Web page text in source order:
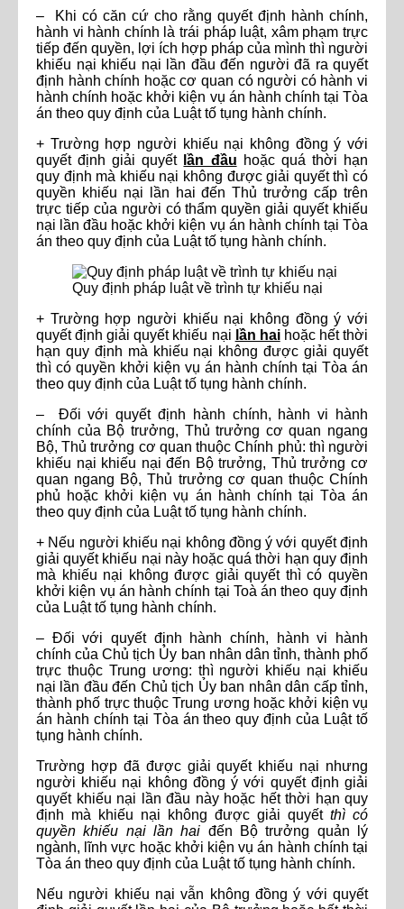
– Khi có căn cứ cho rằng quyết định hành chính,
hành vi hành chính là trái pháp luật, xâm phạm trực
tiếp đến quyền, lợi ích hợp pháp của mình thì người
khiếu nại khiếu nại lần đầu đến người đã ra quyết
định hành chính hoặc cơ quan có người có hành vi
hành chính hoặc khởi kiện vụ án hành chính tại Tòa
án theo quy định của Luật tố tụng hành chính.
+ Trường hợp người khiếu nại không đồng ý với
quyết định giải quyết lần đầu hoặc quá thời hạn
quy định mà khiếu nại không được giải quyết thì có
quyền khiếu nại lần hai đến Thủ trưởng cấp trên
trực tiếp của người có thẩm quyền giải quyết khiếu
nại lần đầu hoặc khởi kiện vụ án hành chính tại Tòa
án theo quy định của Luật tố tụng hành chính.
Quy định pháp luật về trình tự khiếu nại
+ Trường hợp người khiếu nại không đồng ý với
quyết định giải quyết khiếu nại lần haihoặc hết thời
hạn quy định mà khiếu nại không được giải quyết
thì có quyền khởi kiện vụ án hành chính tại Tòa án
theo quy định của Luật tố tụng hành chính.
– Đối với quyết định hành chính, hành vi hành
chính của Bộ trưởng, Thủ trưởng cơ quan ngang
Bộ, Thủ trưởng cơ quan thuộc Chính phủ: thì người
khiếu nại khiếu nại đến Bộ trưởng, Thủ trưởng cơ
quan ngang Bộ, Thủ trưởng cơ quan thuộc Chính
phủ hoặc khởi kiện vụ án hành chính tại Tòa án
theo quy định của Luật tố tụng hành chính.
+ Nếu người khiếu nại không đồng ý với quyết định
giải quyết khiếu nại này hoặc quá thời hạn quy định
mà khiếu nại không được giải quyết thì có quyền
khởi kiện vụ án hành chính tại Toà án theo quy định
của Luật tố tụng hành chính.
– Đối với quyết định hành chính, hành vi hành
chính của Chủ tịch Ủy ban nhân dân tỉnh, thành phố
trực thuộc Trung ương: thì người khiếu nại khiếu
nại lần đầu đến Chủ tịch Ủy ban nhân dân cấp tỉnh,
thành phố trực thuộc Trung ương hoặc khởi kiện vụ
án hành chính tại Tòa án theo quy định của Luật tố
tụng hành chính.
Trường hợp đã được giải quyết khiếu nại nhưng
người khiếu nại không đồng ý với quyết định giải
quyết khiếu nại lần đầu này hoặc hết thời hạn quy
định mà khiếu nại không được giải quyết thì có
quyền khiếu nại lần hai đến Bộ trưởng quản lý
ngành, lĩnh vực hoặc khởi kiện vụ án hành chính tại
Tòa án theo quy định của Luật tố tụng hành chính.
Nếu người khiếu nại vẫn không đồng ý với quyết